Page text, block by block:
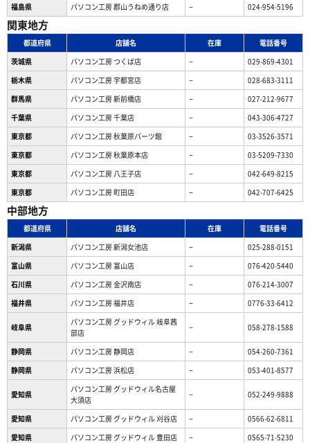
福島県
パソコン工房 郡山うねめ通り店 − 024-954-5196
関東地方
都道府県 店舗名 在庫
電話番号
茨城県
パソコン工房 つくば店 −
029-869-4301
栃木県
パソコン工房 宇都宮店 −
028-683-3111
群馬県
パソコン工房 新前橋店 −
027-212-9677
千葉県
パソコン工房 千葉店 −
043-306-4727
東京都
パソコン工房 秋葉原パーツ館 −
03-3526-3571
東京都
パソコン工房 秋葉原本店 −
03-5209-7330
東京都
パソコン工房 八王子店 −
042-649-8215
東京都
パソコン工房 町田店 − 042-707-6425
中部地方
都道府県 店舗名 在庫
電話番号
新潟県
パソコン工房 新潟女池店 −
025-288-0151
富山県
パソコン工房 富山店 −
076-420-5440
石川県
パソコン工房 金沢南店 −
076-214-3007
福井県
パソコン工房 福井店 − 0776-33-6412
岐阜県
パソコン工房 グッドウィル 岐阜茜
部店
− 058-278-1588
静岡県 パソコン工房 静岡店 −
054-260-7361
静岡県
パソコン工房 浜松店 − 053-401-8577
愛知県
パソコン工房 グッドウィル名古屋
大須店
− 052-249-9888
愛知県 パソコン工房 グッドウィル 刈谷店 −
0566-62-6811
愛知県
パソコン工房 グッドウィル 豊田店 −
0565-71-5230